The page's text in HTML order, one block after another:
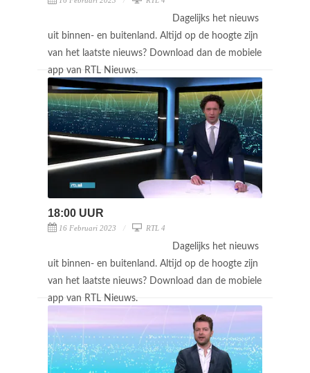
Dagelijks het nieuws
uit binnen- en buitenland. Altijd op de hoogte zijn
van het laatste nieuws? Download dan de mobiele
app van RTL Nieuws.
18:00 UUR
16 Februari 2023 RTL 4
Dagelijks het nieuws
uit binnen- en buitenland. Altijd op de hoogte zijn
van het laatste nieuws? Download dan de mobiele
app van RTL Nieuws.